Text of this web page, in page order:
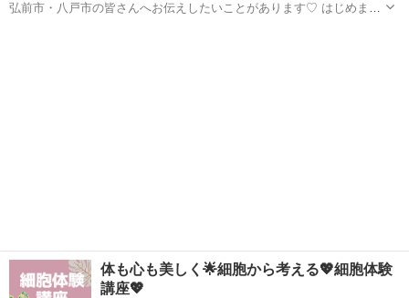
弘前市・八戸市の皆さんへお伝えしたいことがあります♡ はじめまし
体も心も美しく🌟細胞から考える💖細胞体験
講座💖